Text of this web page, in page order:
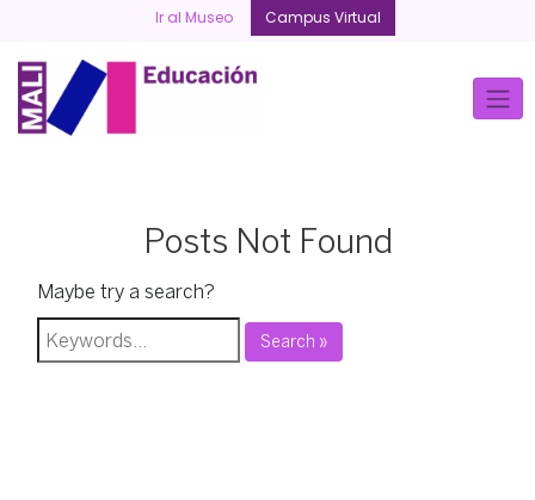
content
Ir al Museo Campus Virtual
Posts Not Found
Maybe try a search?
Search »